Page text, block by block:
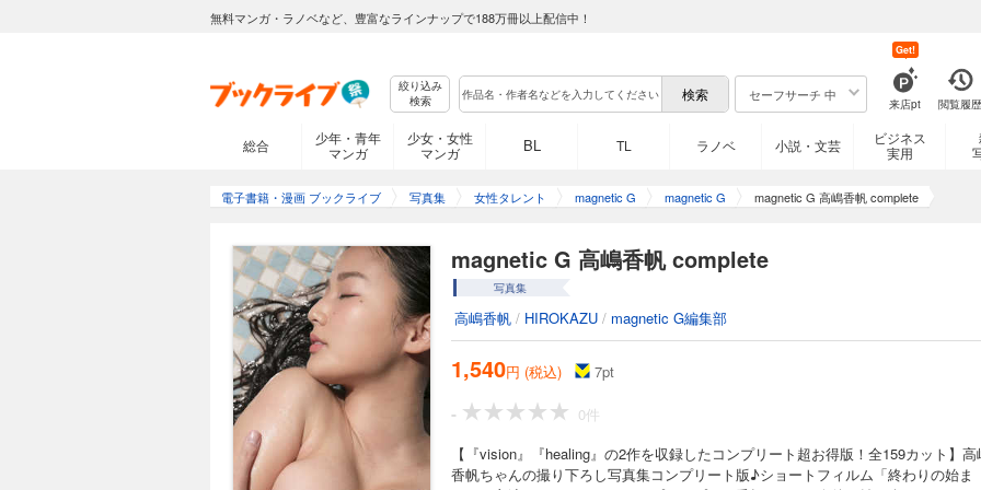
無料マンガ・ラノベなど、豊富なラインナップで188万冊以上配信中！
絞り込み
検索
セーフサーチ 中
来店pt
Get!
閲覧履歴
総合
少年・青年
マンガ
少女・女性
マンガ
BL TL ラノベ 小説・文芸
ビジネス
実用
電子書籍・漫画 ブックライブ 写真集 女性タレント magnetic G magnetic G magnetic G 高嶋香帆 complete
magnetic G 高嶋香帆 complete
写真集
高嶋香帆 / HIROKAZU / magnetic G編集部
1,540円 (税込) 7pt
-
0件
【『vision』『healing』の2作を収録したコンプリート超お得版！全159カット】高
香帆ちゃんの撮り下ろし写真集コンプリート版♪ショートフィルム「終わりの始ま